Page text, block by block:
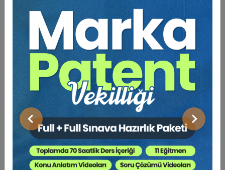
Önceki Sonraki
Sözleşmeler Hukuku - 2 - III. Borçlar Hukuku
Kongresi - XI. Oturum Video Kaydı
360 TL Sepete Ekle
Eğitmen Hakkında
Sosyal Medya